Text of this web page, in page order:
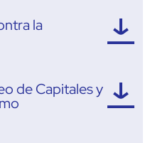
la
de Capitales y